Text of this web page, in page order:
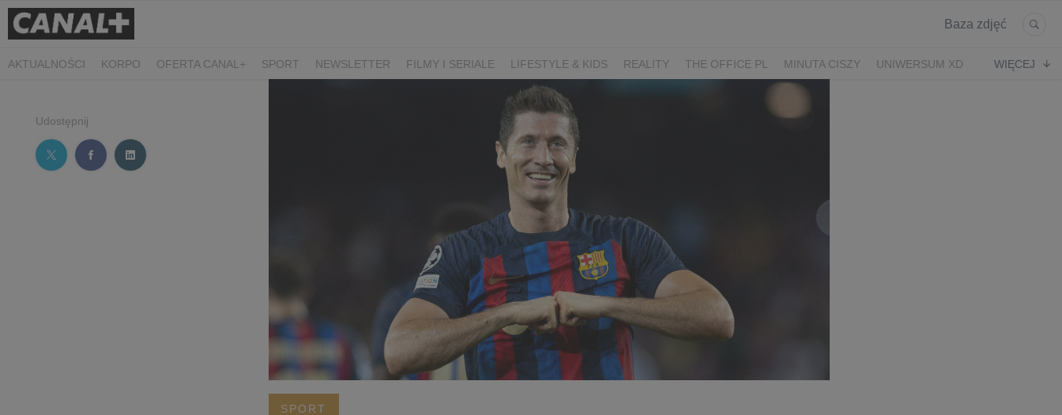
Baza zdjęć
AKTUALNOŚCI KORPO OFERTA CANAL+ SPORT NEWSLETTER FILMY I SERIALE LIFESTYLE & KIDS REALITY THE OFFICE PL MINUTA CISZY
UNIWERSUM XD
SORTOWNIA
POWRÓT
PLANETA SINGLI. OSIEM HISTORII
WIĘCEJ
Udostępnij
SPORT